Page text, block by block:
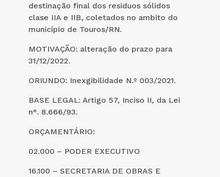
destinação final dos residuos sólidos
clase IIA e IIB, coletados no ambito do
município de Touros/RN.
MOTIVAÇÃO: alteração do prazo para
31/12/2022.
ORIUNDO: Inexgibilidade N.º 003/2021.
BASE LEGAL: Artigo 57, Inciso II, da Lei
n°. 8.666/93.
ORÇAMENTÁRIO:
02.000 – PODER EXECUTIVO
16.100 – SECRETARIA DE OBRAS E